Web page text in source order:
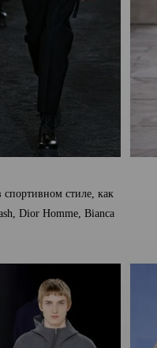
стиле, как
Dior Homme, Bianca